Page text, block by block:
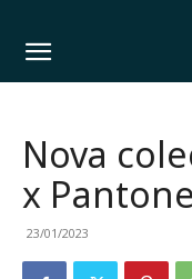
Nova
x Pantone
23/01/2023